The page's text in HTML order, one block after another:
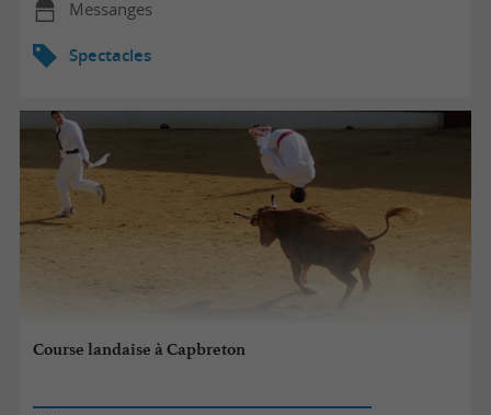
Messanges
Spectacles
Course landaise à Capbreton